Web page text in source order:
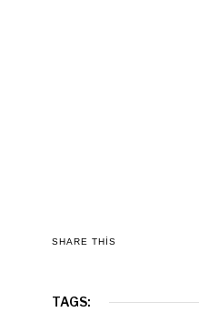
SHARE THIS
TAGS: